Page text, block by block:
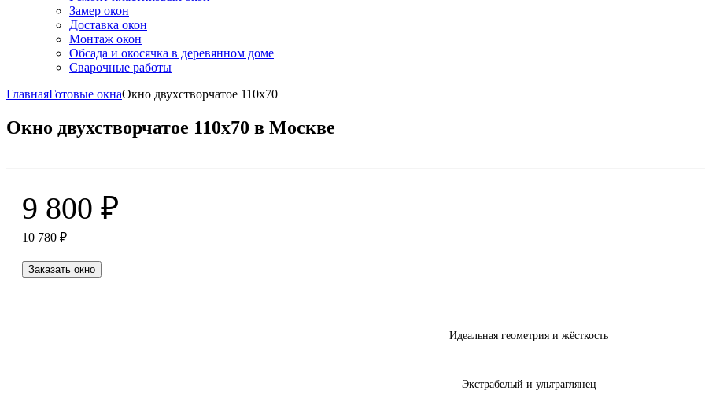
Замер окон
Доставка окон
Монтаж окон
Обсада и окосячка в деревянном доме
Сварочные работы
ГлавнаяГотовые окнаОкно двухстворчатое 110x70
Окно двухстворчатое 110x70 в Москве
9 800 ₽
10 780₽
Заказать окно
Идеальная геометрия и жёсткость
Экстрабелый и ультраглянец